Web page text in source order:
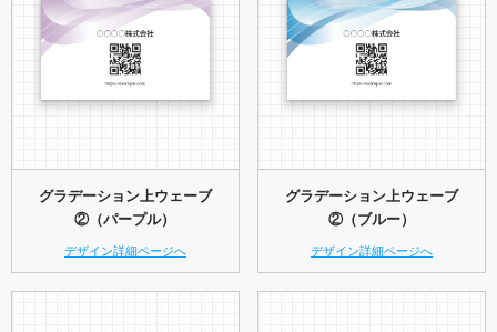
グラデーション上ウェーブ
②（パープル）
デザイン詳細ページへ
グラデーション上ウェーブ
②（ブルー）
デザイン詳細ページへ